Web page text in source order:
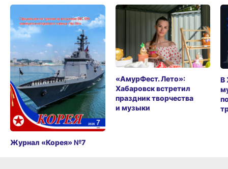
Журнал «Корея» №7
«АмурФест. Лето»:
Хабаровск встретил
праздник творчества
и музыки
В